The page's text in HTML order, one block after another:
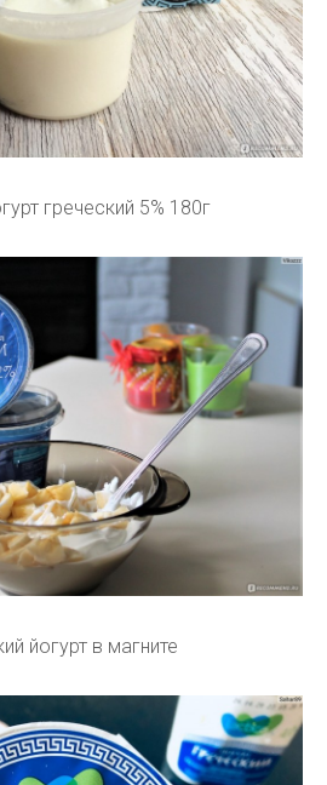
греческий 5% 180г
йогурт в магните